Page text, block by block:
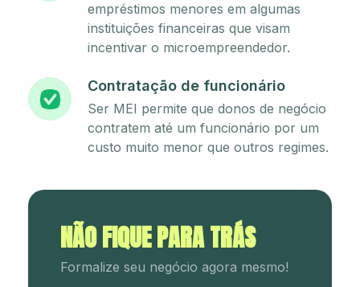
empréstimos menores em algumas
instituições financeiras que visam
incentivar o microempreendedor.
Contratação de funcionário
Ser MEI permite que donos de negócio
contratem até um funcionário por um
custo muito menor que outros regimes.
NÃO FIQUE PARA TRÁS
Formalize seu negócio agora mesmo!